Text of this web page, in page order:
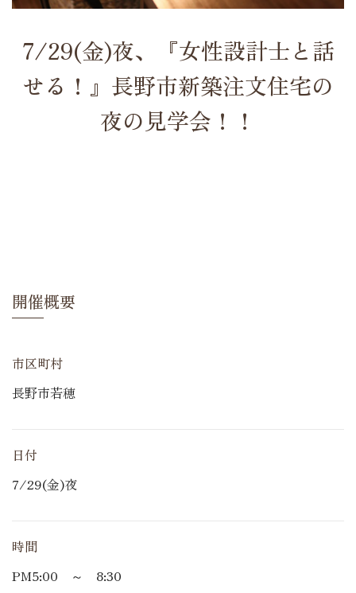
7/29(金)夜、『女性設計士と話
せる！』長野市新築注文住宅の
夜の見学会！！
開催概要
市区町村
長野市若穂
日付
7/29(金)夜
時間
PM5:00 ～ 8:30